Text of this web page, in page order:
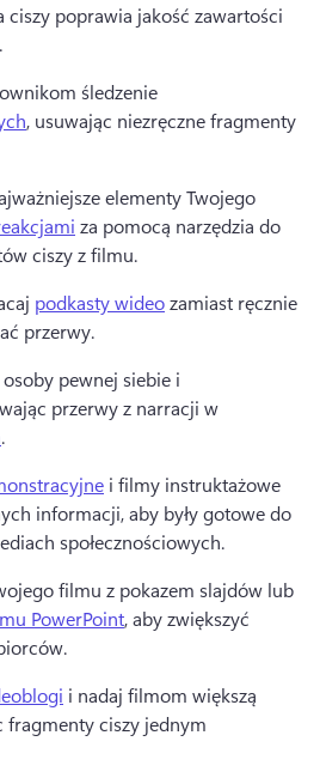
poprawia jakość zawartości
śledzenie
, usuwając niezręczne fragmenty
elementy Twojego
za pomocą narzędzia do
ciszy z filmu.
podkasty wideo zamiast ręcznie
przerwy.
pewnej siebie i
przerwy z narracji w
.
i filmy instruktażowe
informacji, aby były gotowe do
społecznościowych.
filmu z pokazem slajdów lub
PowerPoint, aby zwiększyć
i nadaj filmom większą
fragmenty ciszy jednym